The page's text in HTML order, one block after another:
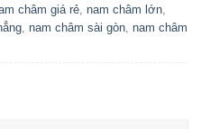
châm giá rẻ, nam châm lớn,
, nam châm sài gòn, nam châm